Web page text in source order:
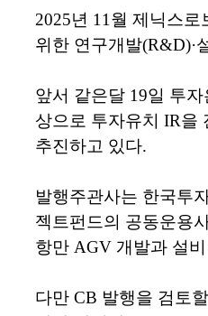
2025년 11월 제닉스
위한 연구개발(R&D)·
앞서 같은달 19일 투
상으로 투자유치 IR을
추진하고 있다.
발행주관사는 한국투
젝트펀드의 공동운용
항만 AGV 개발과 설
다만 CB 발행을 검토